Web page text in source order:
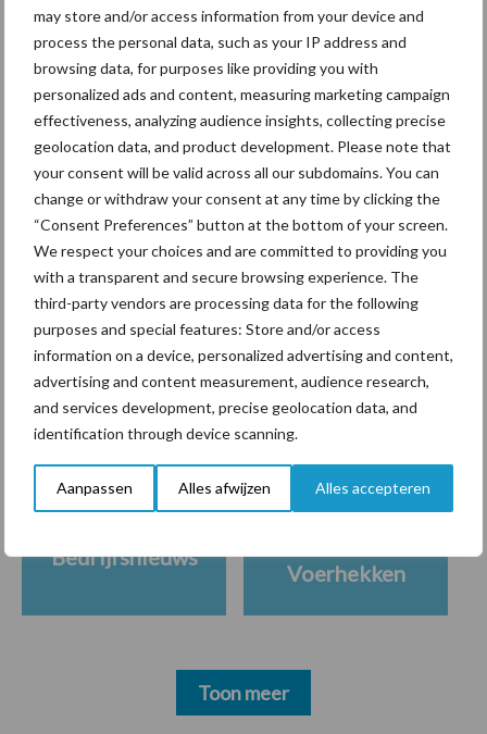
may store and/or access information from your device and
process the personal data, such as your IP address and
browsing data, for purposes like providing you with
personalized ads and content, measuring marketing campaign
effectiveness, analyzing audience insights, collecting precise
geolocation data, and product development. Please note that
your consent will be valid across all our subdomains. You can
change or withdraw your consent at any time by clicking the
“Consent Preferences” button at the bottom of your screen.
We respect your choices and are committed to providing you
with a transparent and secure browsing experience. The
third-party vendors are processing data for the following
purposes and special features: Store and/or access
information on a device, personalized advertising and content,
advertising and content measurement, audience research,
and services development, precise geolocation data, and
identification through device scanning.
Aanpassen Alles afwijzen Alles accepteren
Tien praktische tips voor
een langere levensduur
“Vraag naar praktische
hygieneoplossingen is in
Polen groter dan ooit”
Themapagina's
Diergezondheid Bemesting
Bedrijfsnieuws
Voerhekken
Toon meer